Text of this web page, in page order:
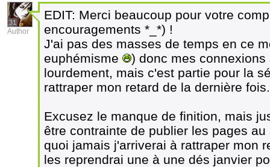
31
Author
EDIT: Merci beaucoup pour votre
encouragements *_*) !
J'ai pas des masses de temps en ce
euphémisme
) donc mes
lourdement, mais c'est partie pour la
rattraper mon retard de la dernière fois.
Excusez le manque de finition, mais
être contrainte de publier les pages
quoi jamais j'arriverai à rattraper mon
les reprendrai une à une dés janvier